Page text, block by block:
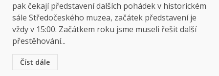
pak čekají představení dalších pohádek v historickém
sále Středočeského muzea, začátek představení je
vždy v 15:00. Začátkem roku jsme museli řešit další
přestěhování...
Číst dále